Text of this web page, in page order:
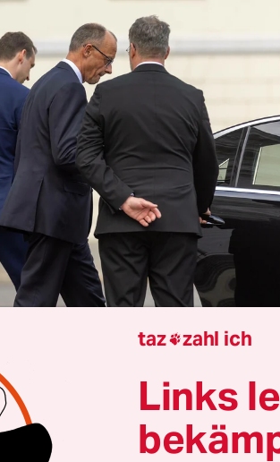
war ich mit dem Nachwuchs
zu einer der besten
Seite des Tiergartens. Als wir
taz zahl ich
Links